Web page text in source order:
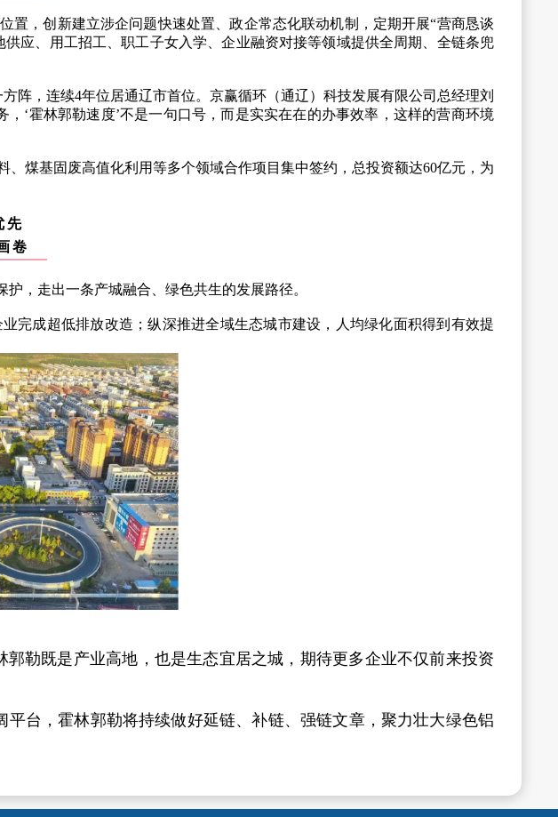
置，创新建立涉企问题快速处置、政企常态化联动机制，定期开展“营商恳谈
应、用工招工、职工子女入学、企业融资对接等领域提供全周期、全链条兜
阵，连续4年位居通辽市首位。京赢循环（通辽）科技发展有限公司总经理刘
‘霍林郭勒速度’不是一句口号，而是实实在在的办事效率，这样的营商环境
煤基固废高值化利用等多个领域合作项目集中签约，总投资额达60亿元，为
先
卷
，走出一条产城融合、绿色共生的发展路径。
完成超低排放改造；纵深推进全域生态城市建设，人均绿化面积得到有效提
勒既是产业高地，也是生态宜居之城，期待更多企业不仅前来投资
台，霍林郭勒将持续做好延链、补链、强链文章，聚力壮大绿色铝